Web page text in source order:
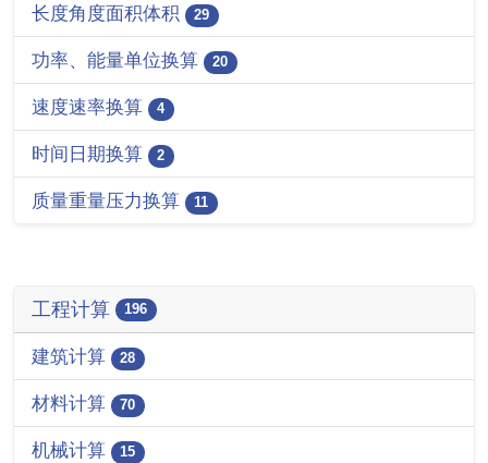
长度角度面积体积 29
功率、能量单位换算 20
速度速率换算 4
时间日期换算 2
质量重量压力换算 11
工程计算 196
建筑计算 28
材料计算 70
机械计算 15